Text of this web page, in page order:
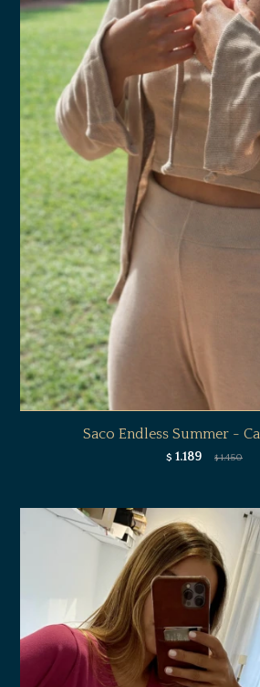
Saco Endless Summer -
$ 1.189 $ 1.450